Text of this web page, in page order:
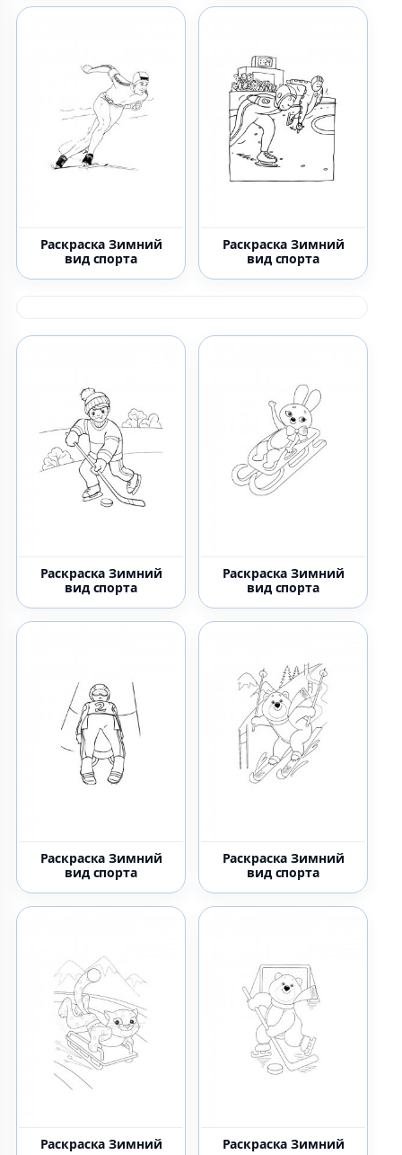
Раскраска Зимний
вид спорта
Раскраска Зимний
вид спорта
Раскраска Зимний
вид спорта
Раскраска Зимний
вид спорта
Раскраска Зимний
вид спорта
Раскраска Зимний
вид спорта
Раскраска Зимний
Раскраска Зимний